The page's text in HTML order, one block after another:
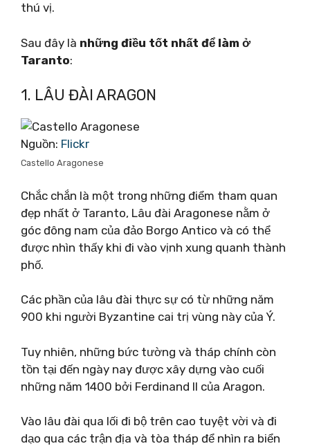
thú vị.
Sau đây là những điều tốt nhất để làm ở
Taranto:
1. LÂU ĐÀI ARAGON
Nguồn: Flickr
Castello Aragonese
Chắc chắn là một trong những điểm tham quan
đẹp nhất ở Taranto, Lâu đài Aragonese nằm ở
góc đông nam của đảo Borgo Antico và có thể
được nhìn thấy khi đi vào vịnh xung quanh thành
phố.
Các phần của lâu đài thực sự có từ những năm
900 khi người Byzantine cai trị vùng này của Ý.
Tuy nhiên, những bức tường và tháp chính còn
tồn tại đến ngày nay được xây dựng vào cuối
những năm 1400 bởi Ferdinand II của Aragon.
Vào lâu đài qua lối đi bộ trên cao tuyệt vời và đi
dạo qua các trận địa và tòa tháp để nhìn ra biển